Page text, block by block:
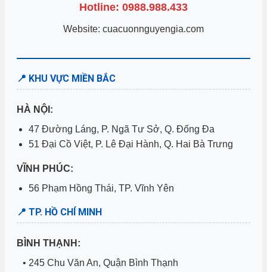
Hotline: 0988.988.433
Website: cuacuonnguyengia.com
📍 KHU VỰC MIỀN BẮC
HÀ NỘI:
47 Đường Láng, P. Ngã Tư Sở, Q. Đống Đa
51 Đại Cồ Việt, P. Lê Đại Hành, Q. Hai Bà Trưng
VĨNH PHÚC:
56 Phạm Hồng Thái, TP. Vĩnh Yên
📍 TP. HỒ CHÍ MINH
BÌNH THẠNH:
• 245 Chu Văn An, Quận Bình Thạnh